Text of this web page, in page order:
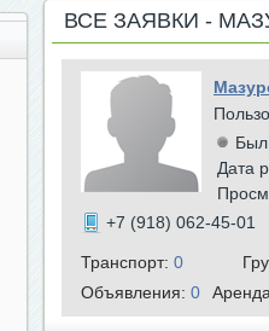
ВСЕ ЗАЯВКИ -
Был
Дата
+7 (918) 062-45-01
Транспорт: 0
Объявления: 0